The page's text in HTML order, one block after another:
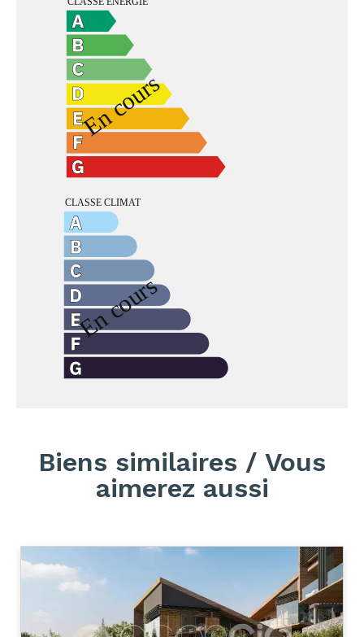
Biens similaires / Vous
aimerez aussi